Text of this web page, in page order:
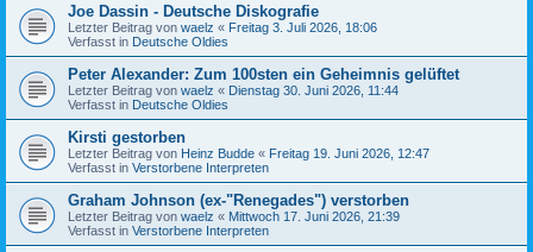
Joe Dassin - Deutsche Diskografie
Letzter Beitrag von waelz « Freitag 3. Juli 2026, 18:06
Verfasst in Deutsche Oldies
Peter Alexander: Zum 100sten ein Geheimnis gelüftet
Letzter Beitrag von waelz « Dienstag 30. Juni 2026, 11:44
Verfasst in Deutsche Oldies
Kirsti gestorben
Letzter Beitrag von Heinz Budde « Freitag 19. Juni 2026, 12:47
Verfasst in Verstorbene Interpreten
Graham Johnson (ex-"Renegades") verstorben
Letzter Beitrag von waelz « Mittwoch 17. Juni 2026, 21:39
Verfasst in Verstorbene Interpreten